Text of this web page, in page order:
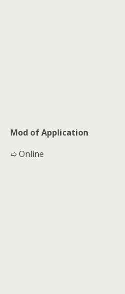
Mod of Application
➯ Online